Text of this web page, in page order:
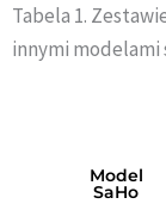
Tabela 1.
innymi modelami
Model
SaHo